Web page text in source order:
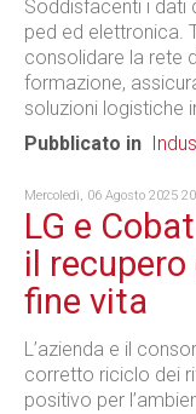
Soddisfacenti i dati
ped ed elettronica.
consolidare la rete
formazione,
soluzioni logistiche
Pubblicato in
Mercoledì, 06 Agosto 2025
LG e
il
fine vita
L’azienda e il
corretto riciclo dei
positivo per